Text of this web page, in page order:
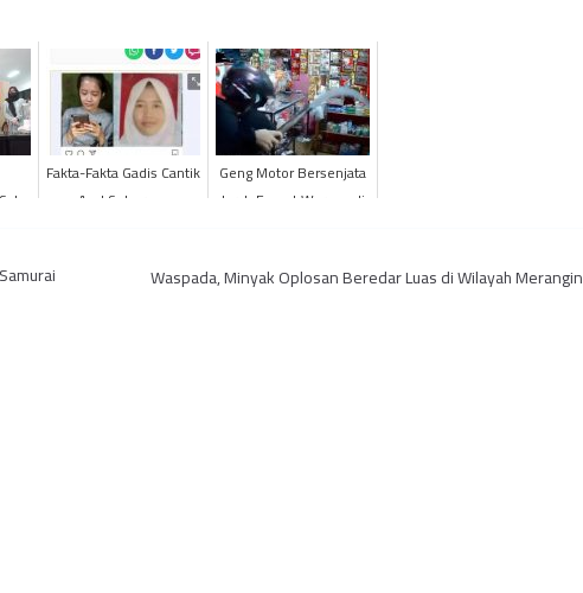
Fakta-Fakta Gadis Cantik
Asal Seberang
Geng Motor Bersenjata
Jarah Empat Warung di
Waspada, Minyak Oplosan Beredar Luas di Wilayah Merangin